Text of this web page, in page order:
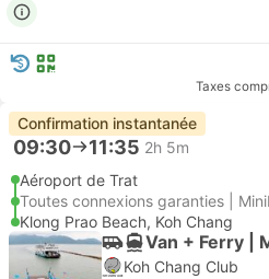
Taxes
Confirmation instantanée
09:30 11:35 2h 5m
Aéroport de Trat
Toutes connexions garanties |
Klong Prao Beach, Koh Chang
Van + Ferry |
Koh Chang Club